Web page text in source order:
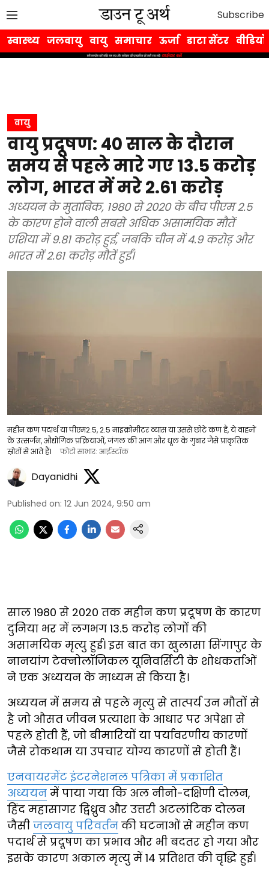
Subscribe
स्वास्थ्य जलवायु वायु समाचार ऊर्जा डाटा सेंटर वीडियो
वायु
वायु प्रदूषण: 40 साल के दौरान
समय से पहले मारे गए 13.5 करोड़
लोग, भारत में मरे 2.61 करोड़
अध्ययन के मुताबिक, 1980 से 2020 के बीच पीएम 2.5
के कारण होने वाली सबसे अधिक असामयिक मौतें
एशिया में 9.81 करोड़ हुई, जबकि चीन में 4.9 करोड़ और
भारत में 2.61 करोड़ मौतें हुईं।
महीन कण पदार्थ या पीएम2.5, 2.5 माइक्रोमीटर व्यास या उससे छोटे कण हैं, ये वाहनों
के उत्सर्जन, औद्योगिक प्रक्रियाओं, जंगल की आग और धूल के गुबार जैसे प्राकृतिक
स्रोतों से आते हैं।
फोटो साभार: आईस्टॉक
Dayanidhi
Published on: 12 Jun 2024, 9:50 am
साल 1980 से 2020 तक महीन कण प्रदूषण के कारण
दुनिया भर में लगभग 13.5 करोड़ लोगों की
असामयिक मृत्यु हुई। इस बात का खुलासा सिंगापुर के
नानयांग टेक्नोलॉजिकल यूनिवर्सिटी के शोधकर्ताओं
ने एक अध्ययन के माध्यम से किया है।
अध्ययन में समय से पहले मृत्यु से तात्पर्य उन मौतों से
है जो औसत जीवन प्रत्याशा के आधार पर अपेक्षा से
पहले होती हैं, जो बीमारियों या पर्यावरणीय कारणों
जैसे रोकथाम या उपचार योग्य कारणों से होती हैं।
एनवायरमेंट इंटरनेशनल पत्रिका में प्रकाशित
अध्ययन में पाया गया कि अल नीनो-दक्षिणी दोलन,
हिंद महासागर द्विध्रुव और उत्तरी अटलांटिक दोलन
जैसी जलवायु परिवर्तन की घटनाओं से महीन कण
पदार्थ से प्रदूषण का प्रभाव और भी बदतर हो गया और
इसके कारण अकाल मृत्यु में 14 प्रतिशत की वृद्धि हुई।